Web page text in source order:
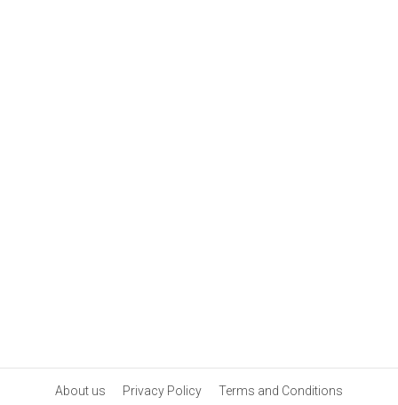
About us Privacy Policy Terms and Conditions